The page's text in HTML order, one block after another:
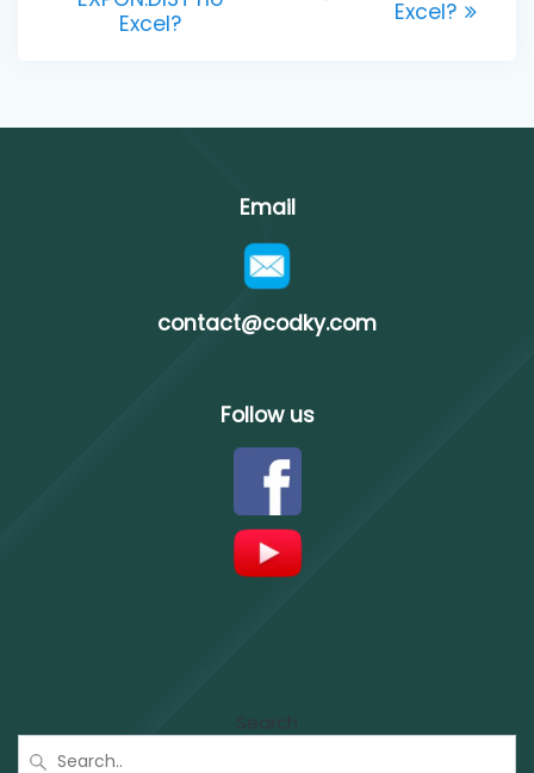
Excel?
Excel?
Email
contact@codky.com
Follow us